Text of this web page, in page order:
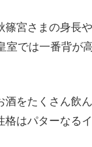
宮さまの身長
室では一番背が
をたくさん飲
はパターなる